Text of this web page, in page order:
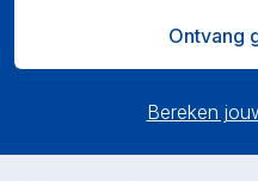
Ontvang
Bereken